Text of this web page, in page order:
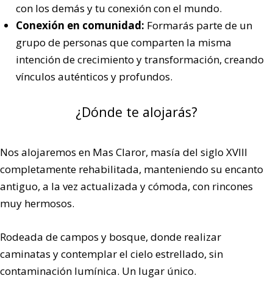
con los demás y tu conexión con el mundo.
Conexión en comunidad: Formarás parte de un
grupo de personas que comparten la misma
intención de crecimiento y transformación, creando
vínculos auténticos y profundos.
¿Dónde te alojarás?
Nos alojaremos en Mas Claror, masía del siglo XVIII
completamente rehabilitada, manteniendo su encanto
antiguo, a la vez actualizada y cómoda, con rincones
muy hermosos.
Rodeada de campos y bosque, donde realizar
caminatas y contemplar el cielo estrellado, sin
contaminación lumínica. Un lugar único.